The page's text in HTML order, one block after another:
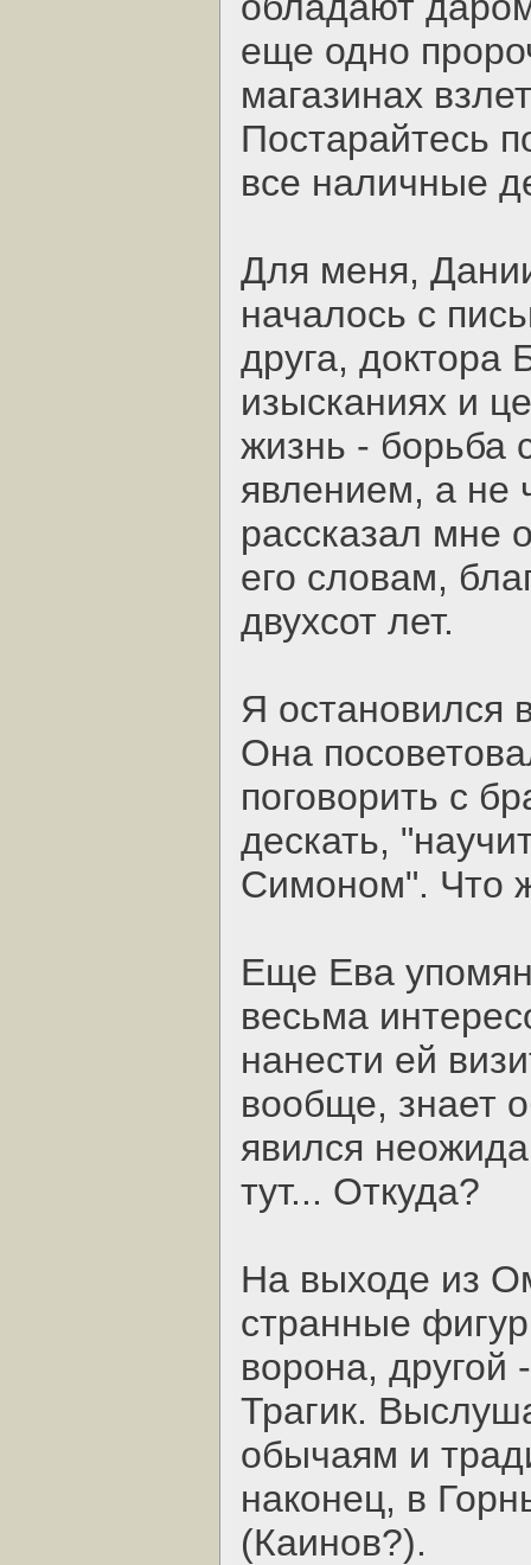
еще одно
магазинах
Постарайтесь
все наличные
Для меня,
началось с
друга, доктора
изысканиях и
жизнь - борьба
явлением, а не
рассказал мне
его словам,
двухсот лет.
Я остановился
Она
поговорить с
дескать,
Симоном". Что
Еще Ева
весьма
нанести ей
вообще, знает
явился
тут... Откуда?
На выходе из
странные
ворона,
Трагик.
обычаям и
наконец, в
(Каинов?).